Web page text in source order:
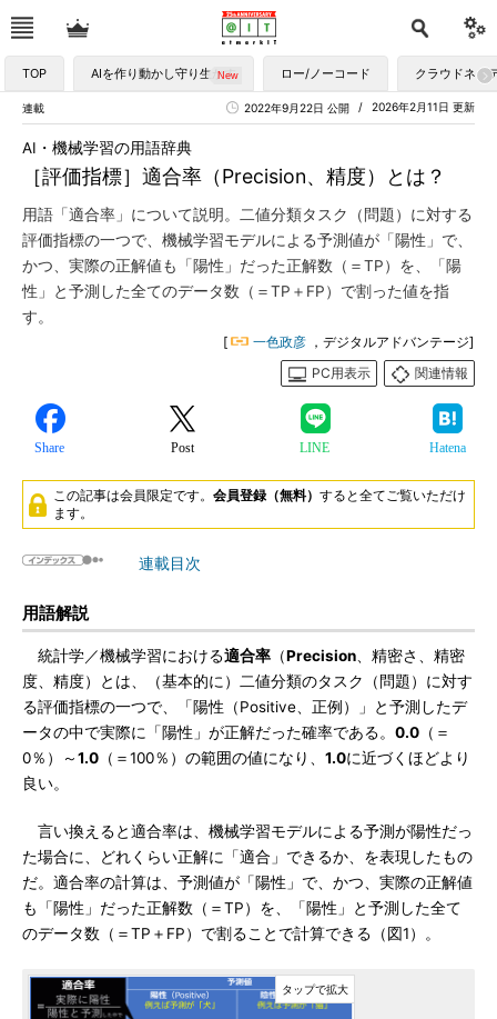
TOP AIを作り動かし守り生かす ロー/ノーコード クラウドネイ
連載 2026年2月11日 更新
2022年9月22日 公開
［評価指標］適合率（Precision、精度）とは？
AI・機械学習の用語辞典
用語「適合率」について説明。二値分類タスク（問題）に対する
評価指標の一つで、機械学習モデルによる予測値が「陽性」で、
かつ、実際の正解値も「陽性」だった正解数（＝TP）を、「陽
性」と予測した全てのデータ数（＝TP＋FP）で割った値を指
す。
[ 一色政彦 ，デジタルアドバンテージ]
PC用表示
関連情報
Share Post LINE Hatena
この記事は会員限定です。 会員登録（無料） すると全てご覧いただけ
ます。
連載目次
用語解説
統計学／機械学習における適合率 （Precision 、精密さ、精密
度、精度）とは、（基本的に）二値分類のタスク（問題）に対す
る評価指標の一つで、「陽性（Positive、正例）」と予測したデ
ータの中で実際に「陽性」が正解だった確率である。 0.0 （＝
0％）～1.0 （＝100％）の範囲の値になり、 1.0に近づくほどより
良い。
言い換えると適合率は、機械学習モデルによる予測が陽性だっ
た場合に、どれくらい正解に「適合」できるか、を表現したもの
だ。適合率の計算は、予測値が「陽性」で、かつ、実際の正解値
も「陽性」だった正解数（＝TP）を、「陽性」と予測した全て
のデータ数（＝TP＋FP）で割ることで計算できる（図1）。